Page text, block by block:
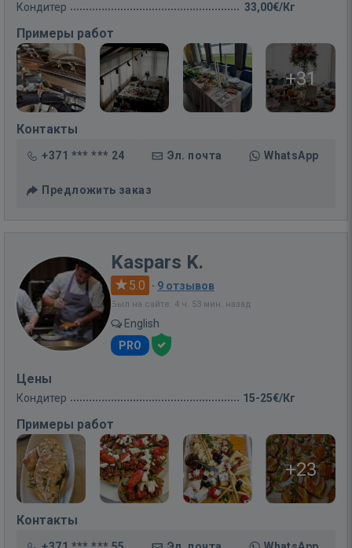
Кондитер 33,00€/Кг
Примеры работ
+31
Контакты
+371 *** *** 24 Эл. почта WhatsApp
Предложить заказ
Kaspars K.
5.0 · 9 отзывов
Был на сайте: 4 ч. 53 мин. назад
English
PRO
Цены
Кондитер 15-25€/Кг
Примеры работ
+23
Контакты